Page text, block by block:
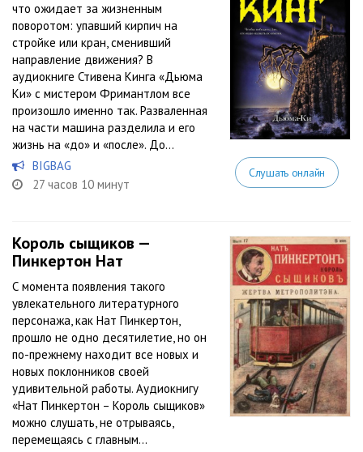
что ожидает за жизненным
поворотом: упавший кирпич на
стройке или кран, сменивший
направление движения? В
аудиокниге Стивена Кинга «Дьюма
Ки» с мистером Фримантлом все
произошло именно так. Разваленная
на части машина разделила и его
жизнь на «до» и «после». До...
BIGBAG
27 часов 10 минут
Слушать онлайн
Король сыщиков —
Пинкертон Нат
С момента появления такого
увлекательного литературного
персонажа, как Нат Пинкертон,
прошло не одно десятилетие, но он
по-прежнему находит все новых и
новых поклонников своей
удивительной работы. Аудиокнигу
«Нат Пинкертон – Король сыщиков»
можно слушать, не отрываясь,
перемещаясь с главным...